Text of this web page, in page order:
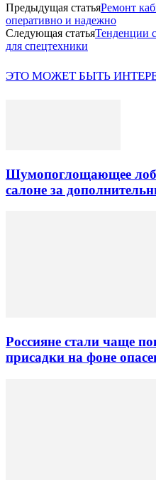
Предыдущая статьяРемонт
оперативно и надежно
Следующая статьяТенденции
для спецтехники
ЭТО МОЖЕТ БЫТЬ
Шумопоглощающее
салоне за
Россияне стали чаще
присадки на фоне